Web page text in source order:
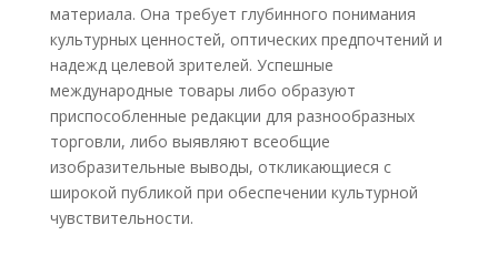
материала. Она требует глубинного понимания
культурных ценностей, оптических предпочтений и
надежд целевой зрителей. Успешные
международные товары либо образуют
приспособленные редакции для разнообразных
торговли, либо выявляют всеобщие
изобразительные выводы, откликающиеся с
широкой публикой при обеспечении культурной
чувствительности.